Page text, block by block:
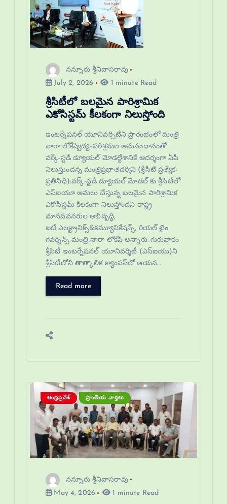
నన్నూరు శ్రీనివాసరావు
July 2, 2026
1 minute Read
శ్రీసిటీలో బలమైన పారిశ్రామిక
ఎకోసిస్టమ్ కీలకంగా నిలుస్తోంది
ఇంటర్నేషనల్ యూనివర్సిటీని ప్రారంభంలో మంత్రి
నారా లోకేష్విద్య–పరిశ్రమల అనుసంధానంతో
వర్క్-స్టడీ డ్యూయల్ మోడల్దేశానికే ఆదర్శంగా ఏపీ
నిలుస్తుందన్న మంత్రిప్రభాతదర్శిని (శ్రీసిటీ ప్రత్యేక-
ప్రతినిధి):వర్క్-స్టడీ డ్యూయల్ మోడల్ కు శ్రీసిటీలో
ఎస్‌ఐయూ అమలు చేస్తున్న బలమైన పారిశ్రామిక
ఎకోసిస్టమ్ కీలకంగా నిలుస్తోందని రాష్ట్ర
మానవవనరుల అభివృద్ధి,
ఐటీ,ఎలక్ట్రానిక్స్&కమ్యూనికేషన్స్, రియల్ టైం
గవర్నెన్స్ మంత్రి నారా లోకేష్ అన్నారు. గురువారం
శ్రీసిటీ ఇంటర్నేషనల్ యూనివర్శిటీ (ఎస్ఐయు)ని
శ్రీసిటీలోని తాత్కాలిక క్యాంపస్‌లో ఆయన…
Read more
ఆంధ్రప్రదేశ్ ప్రాంతీయ వార్తలు
నన్నూరు శ్రీనివాసరావు
May 4, 2026
1 minute Read